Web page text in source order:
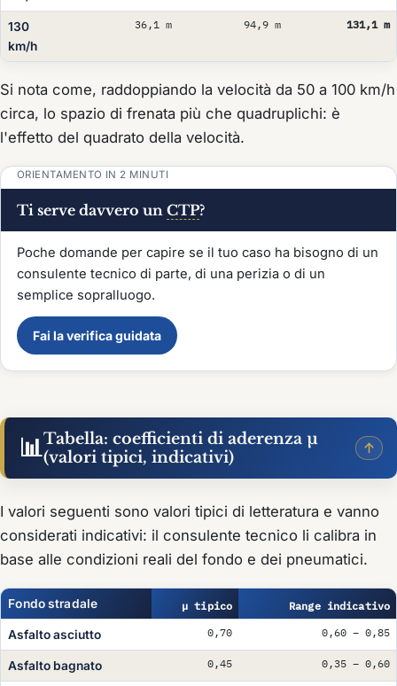
130
km/h
36,1 m 94,9 m 131,1 m
Si nota come, raddoppiando la velocità da 50 a 100 km/h
circa, lo spazio di frenata più che quadruplichi: è
l'effetto del quadrato della velocità.
ORIENTAMENTO IN 2 MINUTI
Ti serve davvero un CTP?
Poche domande per capire se il tuo caso ha bisogno di un
consulente tecnico di parte, di una perizia o di un
semplice sopralluogo.
Fai la verifica guidata
📊Tabella: coefficienti di aderenza µ
(valori tipici, indicativi)
I valori seguenti sono valori tipici di letteratura e vanno
considerati indicativi: il consulente tecnico li calibra in
base alle condizioni reali del fondo e dei pneumatici.
Fondo stradale µ tipico Range indicativo
Asfalto asciutto 0,70 0,60 – 0,85
Asfalto bagnato 0,45 0,35 – 0,60